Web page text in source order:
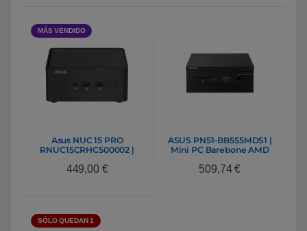
MÁS VENDIDO
Asus NUC 15 PRO
RNUC15CRHC500002 |
449,00 €
ASUS PN51-BB555MDS1 |
Mini PC Barebone AMD
SSD M.2 HDD 2.5″ WiFi 6
509,74€
SÓLO QUEDAN 1